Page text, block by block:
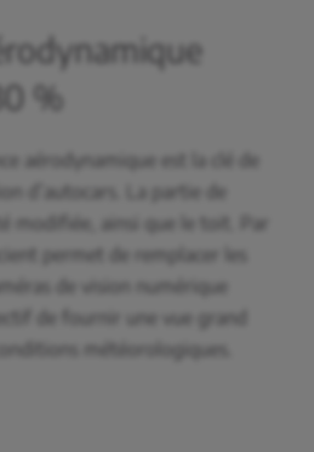
%
aérodynamique est la clé de
d’autocars. La partie de
modifiée, ainsi que le toit. Par
permet de remplacer les
de vision numérique
de fournir une vue grand
météorologiques.